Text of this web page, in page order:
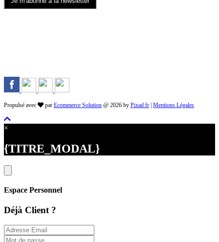
Propulsé avec par Ecommerce Solution @ 2026 by Pixad.fr Mentions Légales
×
{TITRE_MODAL}
Espace Personnel
Déjà Client ?